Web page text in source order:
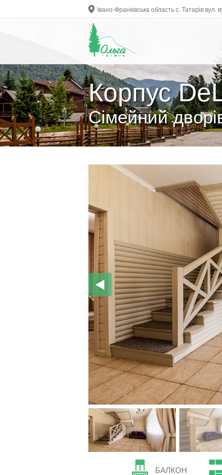
Івано-Франківська область с. Татарів
Корпус
Сімейний
БАЛКОН